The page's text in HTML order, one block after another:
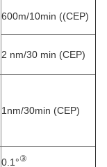
600m/10min ((CEP)
2 nm/30 min (CEP)
1nm/30min (CEP)
0.1°③